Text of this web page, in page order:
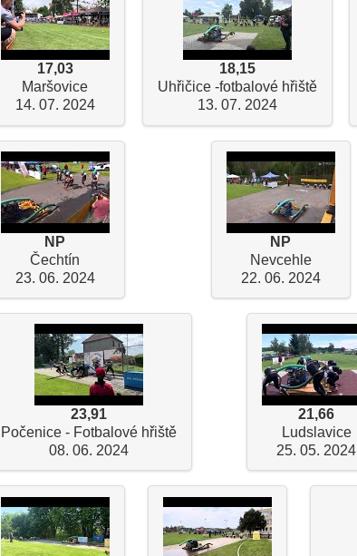
17,03
Maršovice
14. 07. 2024
18,15
Uhřičice -fotbalové hřiště
13. 07. 2024
NP
Čechtín
23. 06. 2024
NP
Nevcehle
22. 06. 2024
23,91
Počenice - Fotbalové hřiště
08. 06. 2024
21,66
Ludslavice
25. 05. 2024